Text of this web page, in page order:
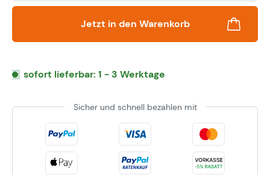
Jetzt in den Warenkorb
sofort lieferbar: 1 - 3 Werktage
Sicher und schnell bezahlen mit